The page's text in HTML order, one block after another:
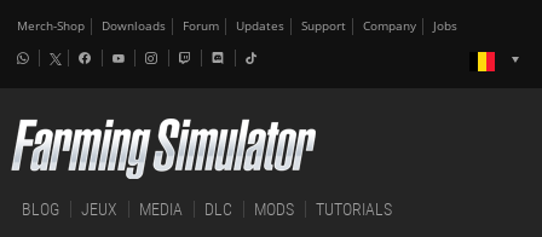
Merch-Shop Downloads Forum Updates Support Company Jobs
BLOG JEUX MEDIA DLC MODS TUTORIALS